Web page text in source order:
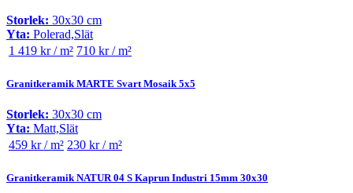
Storlek: 30x30 cm
Yta: Polerad,Slät
1 419 kr / m² 710 kr / m²
Granitkeramik MARTE Svart Mosaik 5x5
Storlek: 30x30 cm
Yta: Matt,Slät
459 kr / m² 230 kr / m²
Granitkeramik NATUR 04 S Kaprun Industri 15mm 30x30